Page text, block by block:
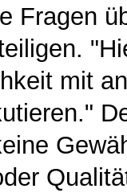
Fragen
mit